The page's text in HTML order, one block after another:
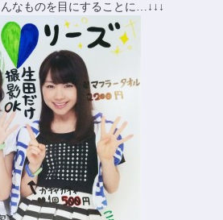
んなものを目にすることに…↓↓↓